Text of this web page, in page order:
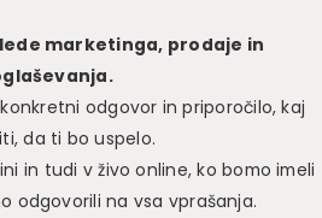
marketinga, prodaje in
odgovor in priporočilo, kaj
da ti bo uspelo.
in tudi v živo online, ko bomo imeli
odgovorili na vsa vprašanja.